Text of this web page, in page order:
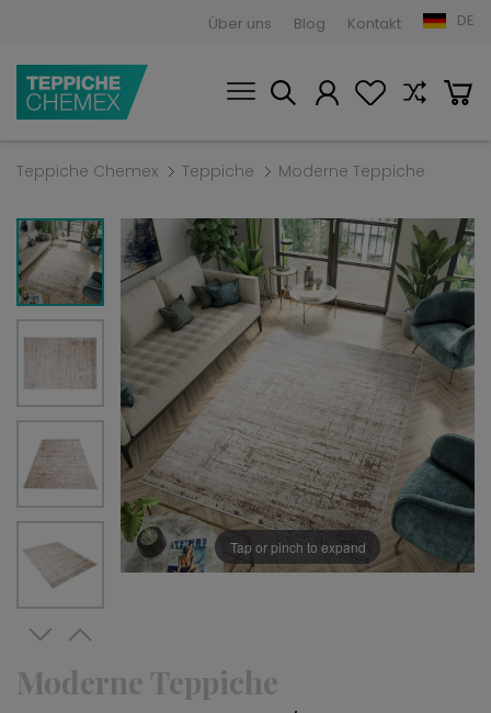
Über uns Blog Kontakt DE
Teppiche Chemex Teppiche Moderne Teppiche
Tap or pinch to expand
Moderne Teppiche